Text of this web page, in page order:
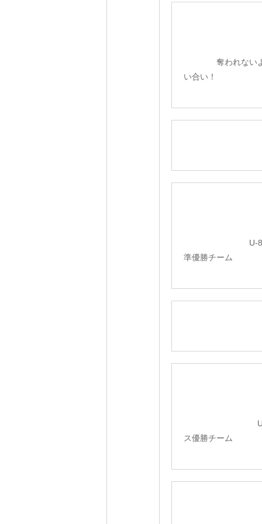
奪われない
い合い！
U-8ク
準優勝チーム
U-8ク
ス優勝チーム